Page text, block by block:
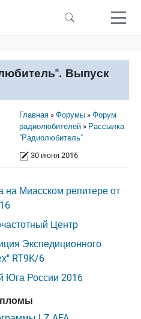
Выпуск
Строка навигации
Главная Форумы
Форум
радиолюбителей
Рассылка
"Радиолюбитель"
30 июня 2016
на Миасском репитере от
Центр
Экспедиционного
RT9K/6
Юга России 2016